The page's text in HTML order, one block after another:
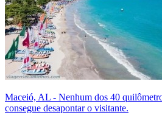
Maceió, AL - Nenhum dos 40
consegue desapontar o visitante.